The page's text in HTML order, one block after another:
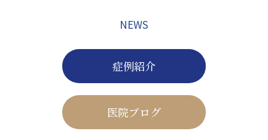
NEWS
症例紹介
医院ブログ